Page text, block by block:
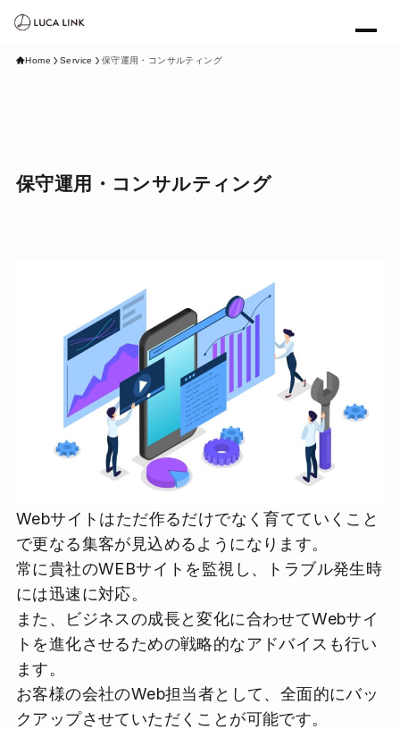
Home Service 保守運用・コンサルティング
保守運用・コンサルティング
Webサイトはただ作るだけでなく育てていくこと
で更なる集客が見込めるようになります。
常に貴社のWEBサイトを監視し、トラブル発生時
には迅速に対応。
また、ビジネスの成長と変化に合わせてWebサイ
トを進化させるための戦略的なアドバイスも行い
ます。
お客様の会社のWeb担当者として、全面的にバッ
クアップさせていただくことが可能です。